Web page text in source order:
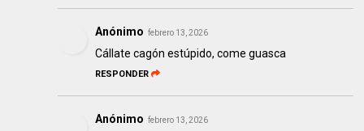
Anónimo febrero 13, 2026
Cállate cagón estúpido, come guasca
RESPONDER
Anónimo febrero 13, 2026